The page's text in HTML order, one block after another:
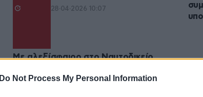
Do Not Process My Personal Information
28·04·2026 10:07
Με αλεξίσφαιρο στο Ναυτοδικείο
27χρονο στον Άγιο Δημήτριο – Το